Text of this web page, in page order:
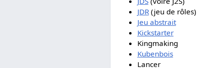
JDR(jeu de rôles)
Jeu abstrait
Kickstarter
Kingmaking
Kubenbois
Lancer